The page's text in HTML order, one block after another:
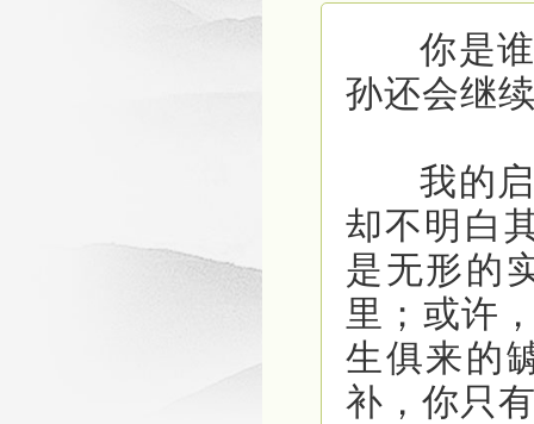
你是谁
孙还会继
我的启
却不明白
是无形的
里；或许
生俱来的
补，你只